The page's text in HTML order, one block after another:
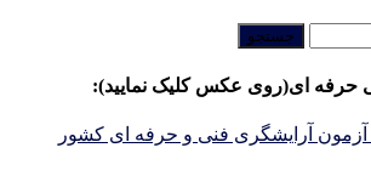
حرفه ای(روی عکس کلیک نمایید):